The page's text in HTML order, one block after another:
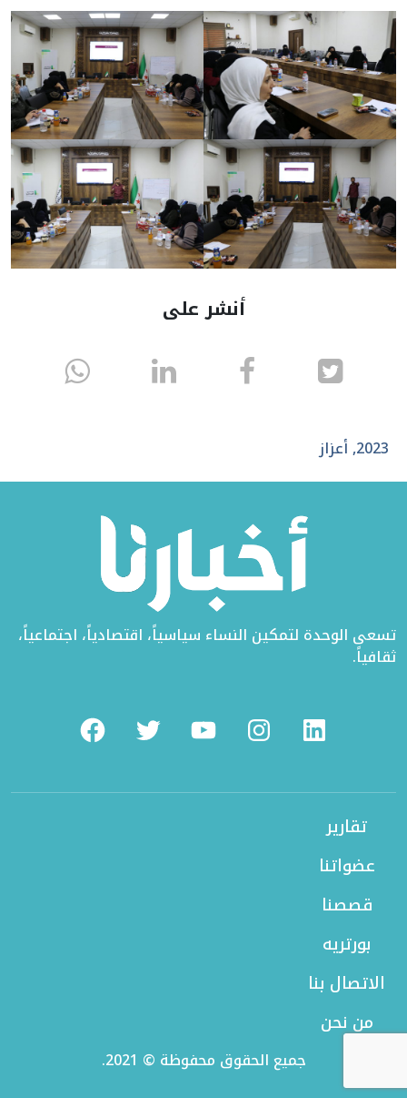
أنشر على
انشر
تويتر
انشر انشر
2023
,أعزاز
تسعى الوحدة لتمكين النساء سياسياً، اقتصادياً، اجتماعياً،
ثقافياً.
FacebookTwitterYoutubeInstagramLinkedin
تقارير
عضواتنا
قصصنا
بورتريه
الاتصال بنا
من نحن
جميع الحقوق محفوظة © 2021.